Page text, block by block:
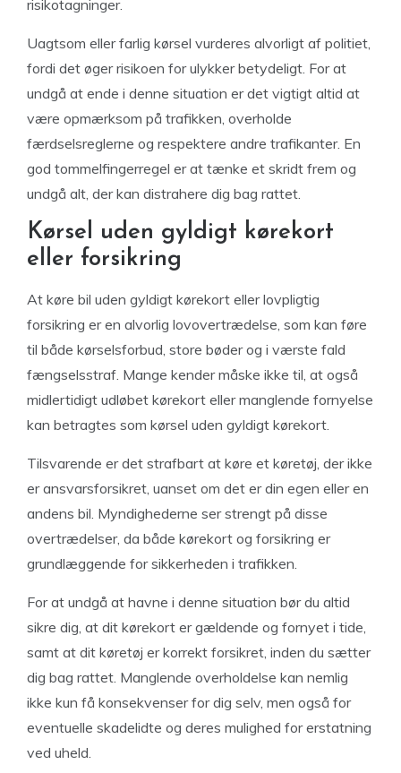
risikotagninger.
Uagtsom eller farlig kørsel vurderes alvorligt af politiet,
fordi det øger risikoen for ulykker betydeligt. For at
undgå at ende i denne situation er det vigtigt altid at
være opmærksom på trafikken, overholde
færdselsreglerne og respektere andre trafikanter. En
god tommelfingerregel er at tænke et skridt frem og
undgå alt, der kan distrahere dig bag rattet.
Kørsel uden gyldigt kørekort
eller forsikring
At køre bil uden gyldigt kørekort eller lovpligtig
forsikring er en alvorlig lovovertrædelse, som kan føre
til både kørselsforbud, store bøder og i værste fald
fængselsstraf. Mange kender måske ikke til, at også
midlertidigt udløbet kørekort eller manglende fornyelse
kan betragtes som kørsel uden gyldigt kørekort.
Tilsvarende er det strafbart at køre et køretøj, der ikke
er ansvarsforsikret, uanset om det er din egen eller en
andens bil. Myndighederne ser strengt på disse
overtrædelser, da både kørekort og forsikring er
grundlæggende for sikkerheden i trafikken.
For at undgå at havne i denne situation bør du altid
sikre dig, at dit kørekort er gældende og fornyet i tide,
samt at dit køretøj er korrekt forsikret, inden du sætter
dig bag rattet. Manglende overholdelse kan nemlig
ikke kun få konsekvenser for dig selv, men også for
eventuelle skadelidte og deres mulighed for erstatning
ved uheld.